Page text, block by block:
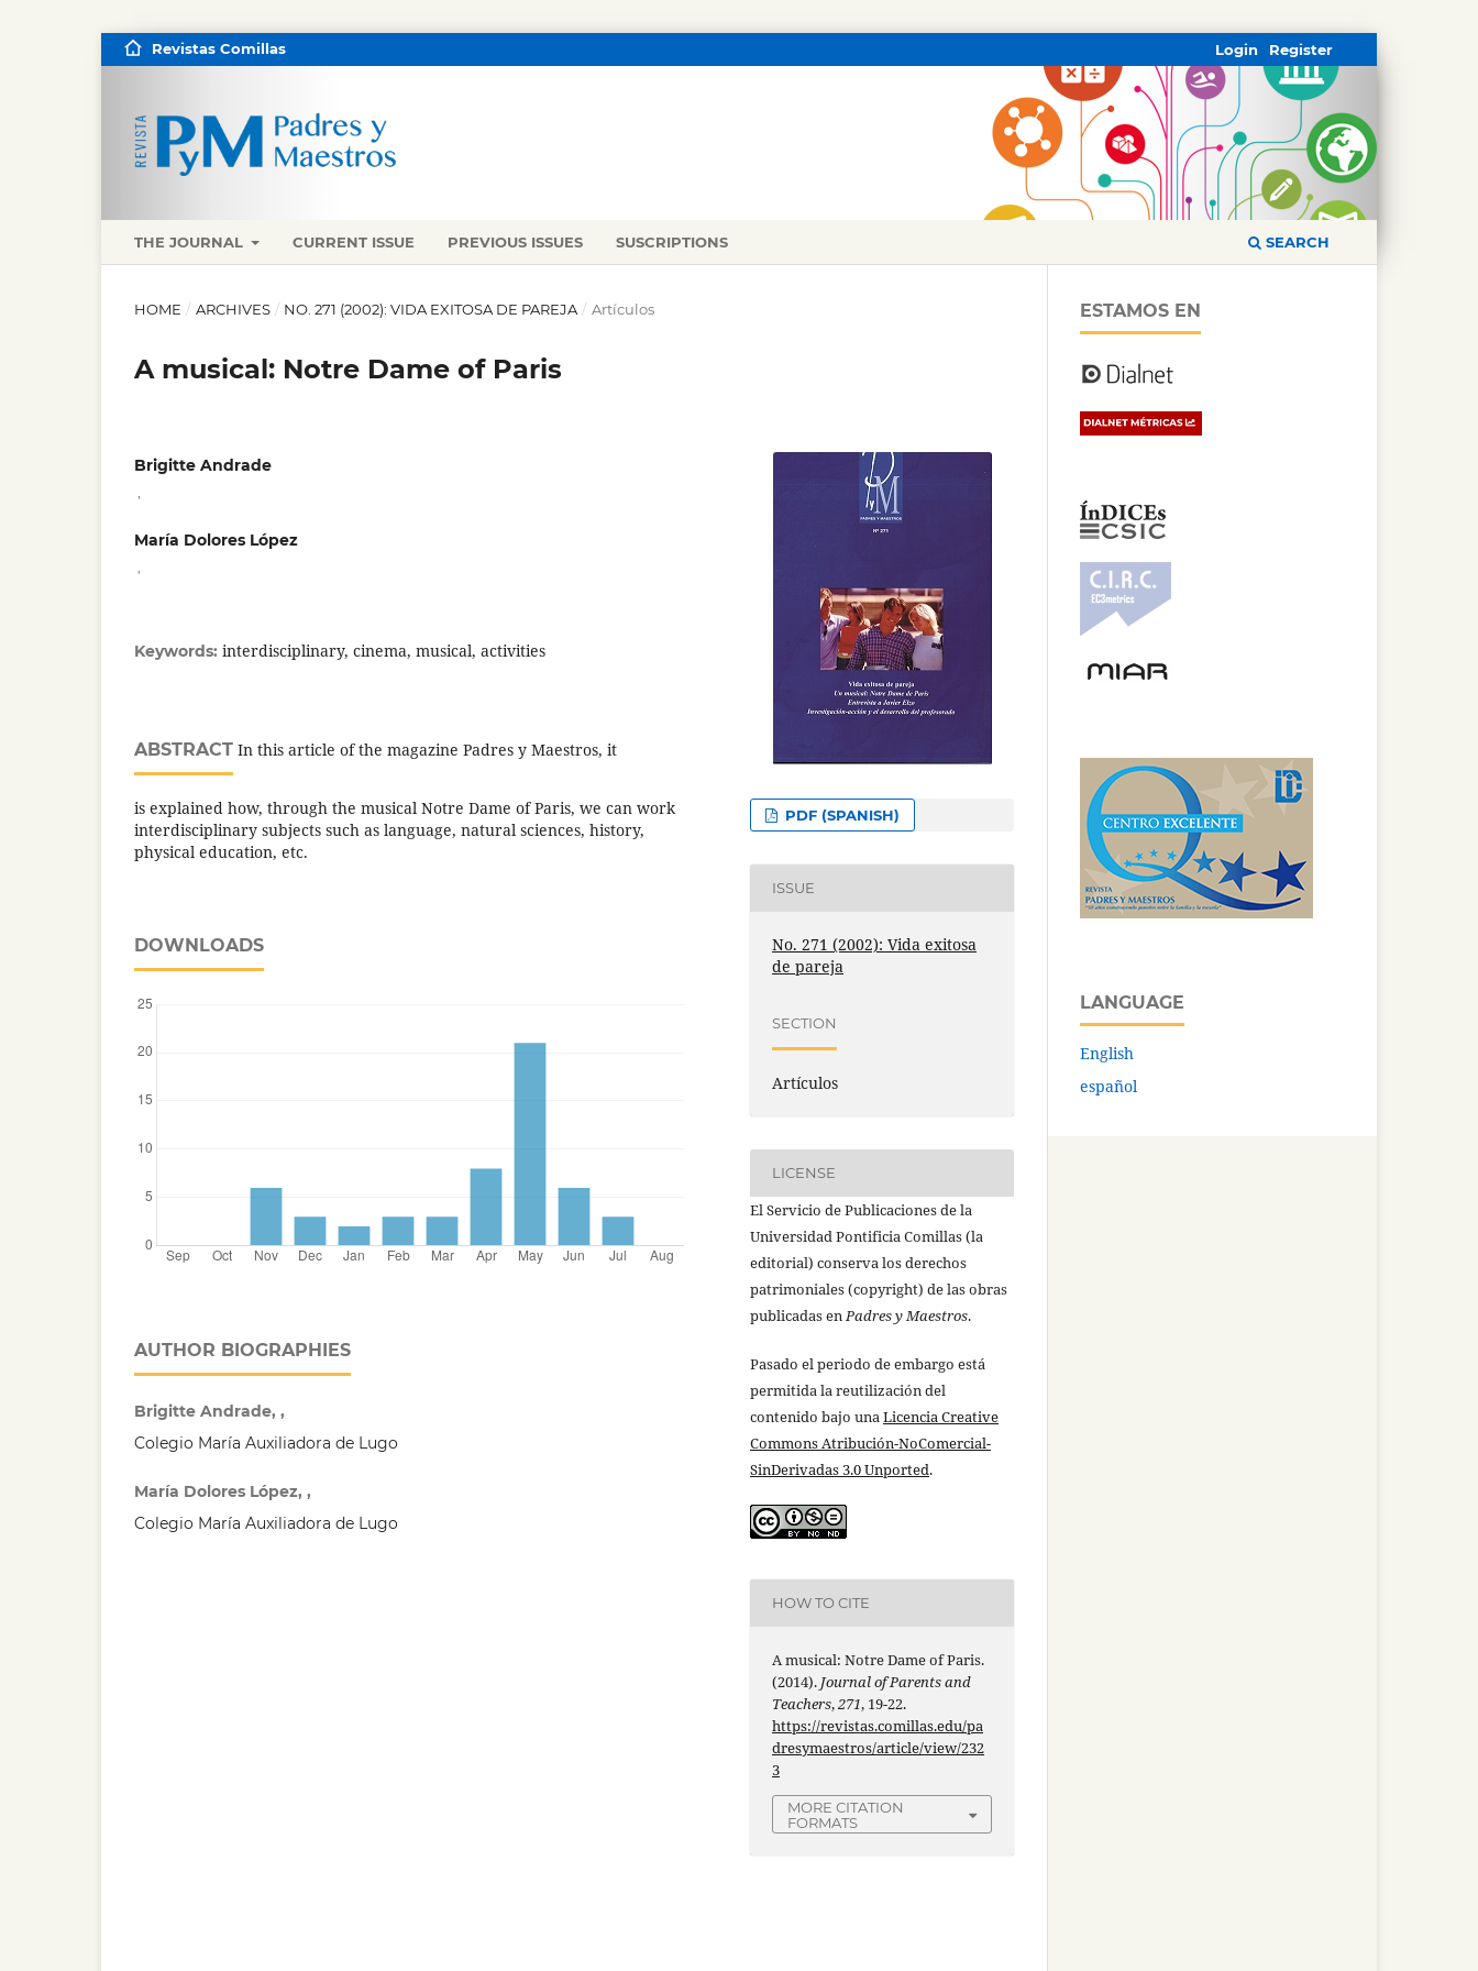
THE JOURNAL CURRENT ISSUE PREVIOUS ISSUES SUSCRIPTIONS SEARCH
Revistas Comillas Register
Login
HOME / ARCHIVES / NO. 271 (2002): VIDA EXITOSA DE PAREJA / Artículos
A musical: Notre Dame of Paris
Brigitte Andrade
María Dolores López
Keywords: interdisciplinary, cinema, musical, activities
ABSTRACT In this article of the magazine Padres y Maestros, it
is explained how, through the musical Notre Dame of Paris, we can work
interdisciplinary subjects such as language, natural sciences, history,
physical education, etc.
DOWNLOADS
AUTHOR BIOGRAPHIES
Brigitte Andrade, ,
Colegio María Auxiliadora de Lugo
María Dolores López, ,
Colegio María Auxiliadora de Lugo
PDF (SPANISH)
ISSUE
No. 271 (2002): Vida exitosa
de pareja
SECTION
Artículos
LICENSE
El Servicio de Publicaciones de la
Universidad Pontificia Comillas (la
editorial) conserva los derechos
patrimoniales (copyright) de las obras
publicadas enPadres y Maestros.
Pasado el periodo de embargo está
permitida la reutilización del
contenido bajo unaLicencia Creative
Commons Atribución-NoComercial-
SinDerivadas 3.0 Unported.
HOW TO CITE
A musical: Notre Dame of Paris.
(2014). Journal of Parents and
Teachers,271, 19-22.
https://revistas.comillas.edu/pa
dresymaestros/article/view/232
3
MORE CITATION
FORMATS
ESTAMOS EN
LANGUAGE
English
español